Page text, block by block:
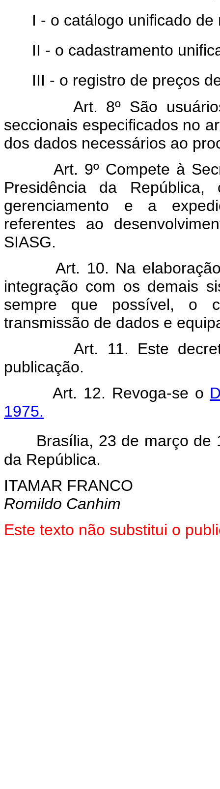
I - o catálogo unificado
II - o cadastramento
III - o registro de preços
Art. 8º São
seccionais especificados no
dos dados necessários ao
Art. 9º Compete à
Presidência da
gerenciamento e a
referentes ao
SIASG.
Art. 10. Na
integração com os demais
sempre que possível, o
transmissão de dados e
Art.
11. Este
publicação.
Art. 12. Revoga-se o
1975.
Brasília, 23 de março de
da República.
ITAMAR FRANCO
Romildo Canhim
Este texto não substitui o